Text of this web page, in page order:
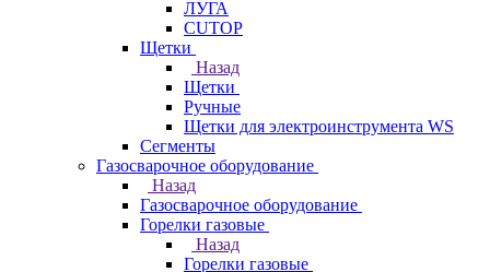
ЛУГА
CUTOP
Щетки
Назад
Щетки
Ручные
Щетки для электроинструмента WS
Сегменты
Газосварочное оборудование
Назад
Газосварочное оборудование
Горелки газовые
Назад
Горелки газовые